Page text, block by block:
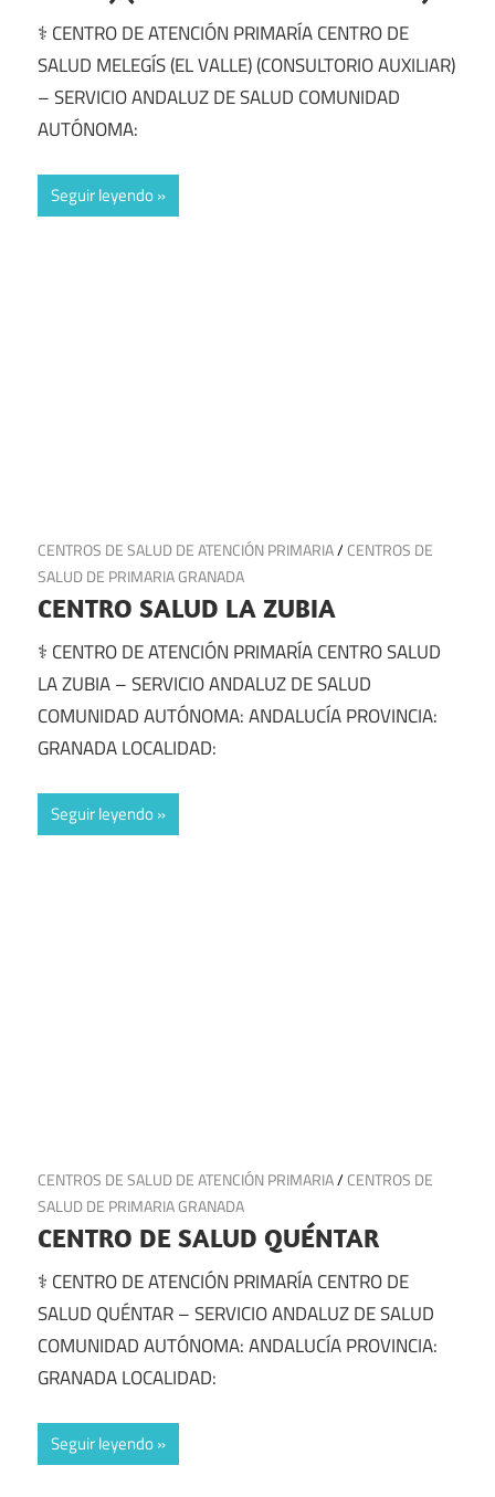
⚕️ CENTRO DE ATENCIÓN PRIMARÍA CENTRO DE
SALUD MELEGÍS (EL VALLE) (CONSULTORIO AUXILIAR)
– SERVICIO ANDALUZ DE SALUD COMUNIDAD
AUTÓNOMA:
Seguir leyendo
30 de junio de 2025
CENTROS DE SALUD DE ATENCIÓN PRIMARIA/CENTROS DE
SALUD DE PRIMARIA GRANADA
CENTRO SALUD LA ZUBIA
⚕️ CENTRO DE ATENCIÓN PRIMARÍA CENTRO SALUD
LA ZUBIA – SERVICIO ANDALUZ DE SALUD
COMUNIDAD AUTÓNOMA: ANDALUCÍA PROVINCIA:
GRANADA LOCALIDAD:
Seguir leyendo
29 de junio de 2025
CENTROS DE SALUD DE ATENCIÓN PRIMARIA/CENTROS DE
SALUD DE PRIMARIA GRANADA
CENTRO DE SALUD QUÉNTAR
⚕️ CENTRO DE ATENCIÓN PRIMARÍA CENTRO DE
SALUD QUÉNTAR – SERVICIO ANDALUZ DE SALUD
COMUNIDAD AUTÓNOMA: ANDALUCÍA PROVINCIA:
GRANADA LOCALIDAD:
Seguir leyendo